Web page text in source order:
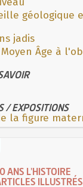
géologique
jadis
Âge à
/ EXPOSITIONS
la figure
ANS L'HISTOIRE
ILLUSTRÉS